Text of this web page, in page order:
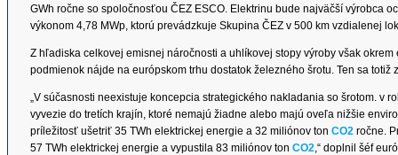
GWh ročne so spoločnosťou ČEZ ESCO. Elektrinu bude najväčší výrobca
výkonom 4,78 MWp, ktorú prevádzkuje Skupina ČEZ v 500 km vzdialenej
Z hľadiska celkovej emisnej náročnosti a uhlíkovej stopy výroby však
podmienok nájde na európskom trhu dostatok železného šrotu. Ten sa totiž
„V súčasnosti neexistuje koncepcia strategického nakladania so šrotom. v
vyvezie do tretích krajín, ktoré nemajú žiadne alebo majú oveľa nižšie
príležitosť ušetriť 35 TWh elektrickej energie a 32 miliónov ton CO2 ročne.
57 TWh elektrickej energie a vypustila 83 miliónov ton CO2 ,“ doplnil šéf